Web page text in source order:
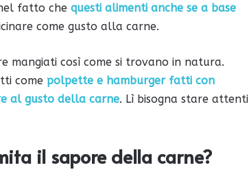
fatto che questi alimenti anche se a base
come gusto alla carne.
mangiati così come si trovano in natura.
come polpette e hamburger fatti con
al gusto della carne. Lì bisogna stare attenti
il sapore della carne?